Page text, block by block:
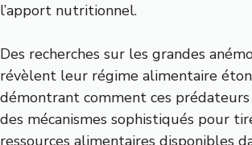
l’apport nutritionnel.
Des recherches sur les grandes
révèlent leur régime alimentaire
démontrant comment ces
des mécanismes sophistiqués pour
ressources alimentaires disponibles